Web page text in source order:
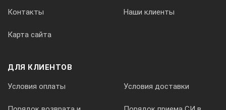
Контакты Наши клиенты
Карта сайта
ДЛЯ КЛИЕНТОВ
Условия оплаты Условия доставки